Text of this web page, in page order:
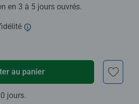
en 3 à 5 jours ouvrés.
au panier
jours.